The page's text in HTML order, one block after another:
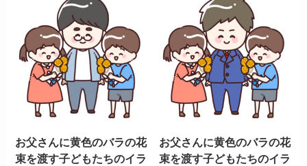
お父さんに黄色のバラの花
束を渡す子どもたちのイラ
お父さんに黄色のバラの花
束を渡す子どもたちのイラ